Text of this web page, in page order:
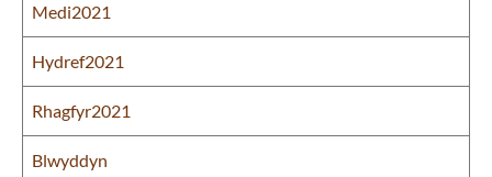
Medi2021
Hydref2021
Rhagfyr2021
Blwyddyn